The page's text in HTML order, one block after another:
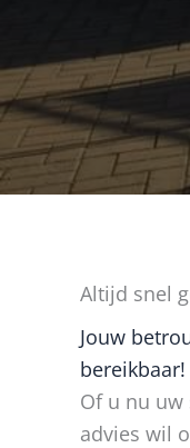
Altijd snel
Jouw
bereikbaar!
Of u nu
advies wil